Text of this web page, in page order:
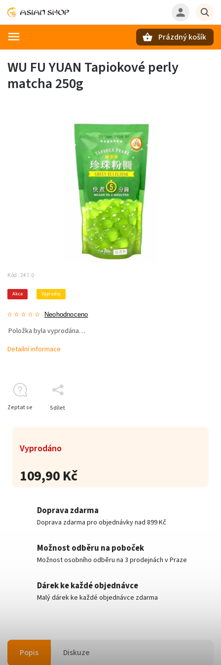
Prázdný košík
WU FU YUAN Tapiokové perly
matcha 250g
Kód: 247.0
Akce Výprodej
Neohodnoceno
109,90 Kč
Vyprodáno
Položka byla vyprodána…
Detailní informace
Zeptat se Sdílet
Doprava zdarma
Doprava zdarma pro objednávky nad 899 Kč
Možnost odběru na poboček
Možnost osobního odběru na 3 prodejnách v Praze
Dárek ke každé objednávce
Malý dárek ke každé objednávce zdarma
Popis Diskuze